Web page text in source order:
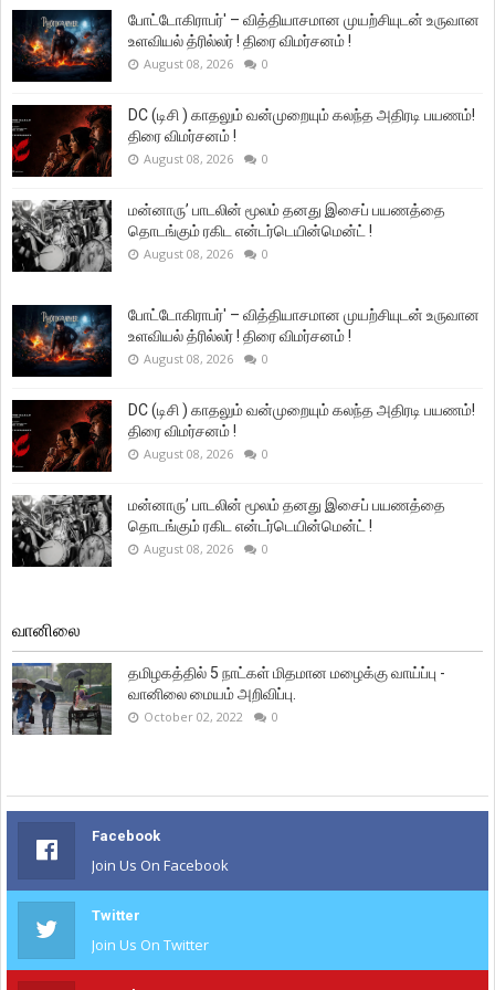
போட்டோகிராபர்' – வித்தியாசமான முயற்சியுடன் உருவான
உளவியல் த்ரில்லர் ! திரை விமர்சனம் !
August 08, 2026 0
DC (டிசி ) காதலும் வன்முறையும் கலந்த அதிரடி பயணம்!
திரை விமர்சனம் !
August 08, 2026 0
மன்னாரு’ பாடலின் மூலம் தனது இசைப் பயணத்தை
தொடங்கும் ரகிட என்டர்டெயின்மென்ட் !
August 08, 2026 0
போட்டோகிராபர்' – வித்தியாசமான முயற்சியுடன் உருவான
உளவியல் த்ரில்லர் ! திரை விமர்சனம் !
August 08, 2026 0
DC (டிசி ) காதலும் வன்முறையும் கலந்த அதிரடி பயணம்!
திரை விமர்சனம் !
August 08, 2026 0
மன்னாரு’ பாடலின் மூலம் தனது இசைப் பயணத்தை
தொடங்கும் ரகிட என்டர்டெயின்மென்ட் !
August 08, 2026 0
வானிலை
தமிழகத்தில் 5 நாட்கள் மிதமான மழைக்கு வாய்ப்பு -
வானிலை மையம் அறிவிப்பு.
October 02, 2022 0
Facebook
Join Us On Facebook
Twitter
Join Us On Twitter